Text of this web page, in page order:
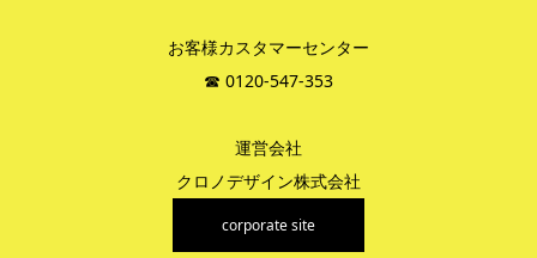
お客様カスタマーセンター
☎︎ 0120-547-353
運営会社
クロノデザイン株式会社
corporate site